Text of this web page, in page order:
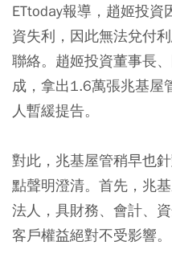
ETtoday報導，趙姬投
資失利，因此無法兌付
聯絡。趙姬投資董事長
成，拿出1.6萬張兆基屋
人暫緩提告。
對此，兆基屋管稍早也
點聲明澄清。首先，兆
法人，具財務、會計、
客戶權益絕對不受影響。